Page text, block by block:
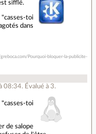
sifflé.
toi
dans
Pourquoi-bloquer-la-publicite-
08:34. Évalué à 3.
toi
de salope